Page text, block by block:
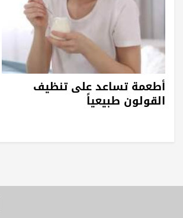
أطعمة تساعد على تنظيف
القولون طبيعياً